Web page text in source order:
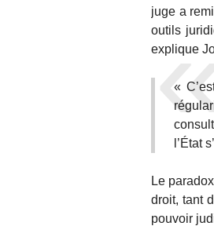
juge a
outils
explique
«
l’État
Le
droit, tant
pouvoir